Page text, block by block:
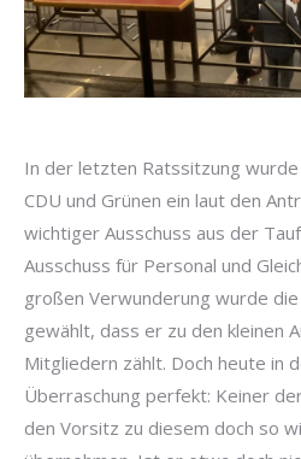
In der letzten Ratssitzung
CDU und Grünen ein laut den
wichtiger Ausschuss aus der
Ausschuss für Personal und
großen Verwunderung wurde
gewählt, dass er zu den kleinen
Mitgliedern zählt. Doch heute in
Überraschung perfekt: Keiner
den Vorsitz zu diesem doch so